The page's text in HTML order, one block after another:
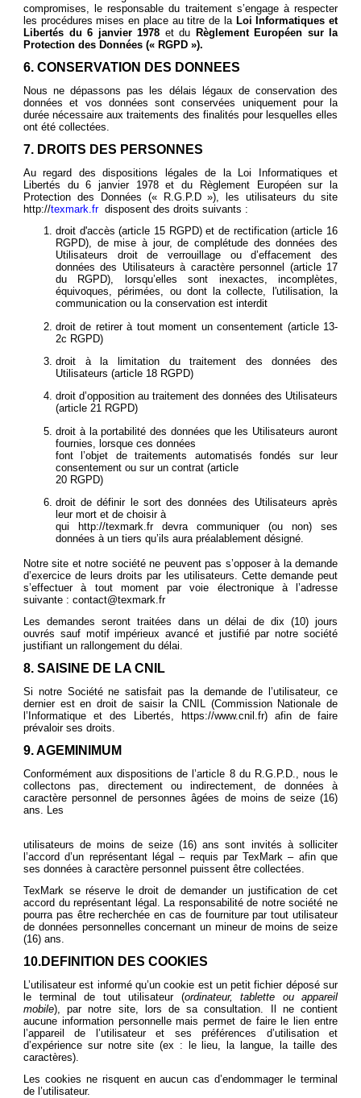
compromises, le responsable du traitement s’engage à respecter
les procédures mises en place au titre de la Loi Informatiques et
Libertés du 6 janvier 1978 et du Règlement Européen sur la
Protection des Données (« RGPD »).
6. CONSERVATION DES DONNEES
Nous ne dépassons pas les délais légaux de conservation des
données et vos données sont conservées uniquement pour la
durée nécessaire aux traitements des finalités pour lesquelles elles
ont été collectées.
7. DROITS DES PERSONNES
Au regard des dispositions légales de la Loi Informatiques et
Libertés du 6 janvier 1978 et du Règlement Européen sur la
Protection des Données (« R.G.P.D »), les utilisateurs du site
http://texmark.fr disposent des droits suivants :
droit d'accès (article 15 RGPD) et de rectification (article 16
RGPD), de mise à jour, de complétude des données des
Utilisateurs droit de verrouillage ou d’effacement des
données des Utilisateurs à caractère personnel (article 17
du RGPD), lorsqu’elles sont inexactes, incomplètes,
équivoques, périmées, ou dont la collecte, l'utilisation, la
communication ou la conservation est interdit
droit de retirer à tout moment un consentement (article 13-
2c RGPD)
droit à la limitation du traitement des données des
Utilisateurs (article 18 RGPD)
droit d’opposition au traitement des données des Utilisateurs
(article 21 RGPD)
droit à la portabilité des données que les Utilisateurs auront
fournies, lorsque ces données
font l’objet de traitements automatisés fondés sur leur
consentement ou sur un contrat (article
20 RGPD)
droit de définir le sort des données des Utilisateurs après
leur mort et de choisir à
qui
http://texmark.fr
devra communiquer (ou non) ses
données à un tiers qu’ils aura préalablement désigné.
Notre site et notre société ne peuvent pas s’opposer à la demande
d’exercice de leurs droits par les utilisateurs. Cette demande peut
s’effectuer à tout moment par voie électronique à l’adresse
suivante : contact@texmark.fr
Les demandes seront traitées dans un délai de dix (10) jours
ouvrés sauf motif impérieux avancé et justifié par notre société
justifiant un rallongement du délai.
8. SAISINE DE LA CNIL
Si notre Société ne satisfait pas la demande de l’utilisateur, ce
dernier est en droit de saisir la CNIL (Commission Nationale de
l’Informatique et des Libertés,
https://www.cnil.fr) afin de faire
prévaloir ses droits.
9. AGEMINIMUM
Conformément aux dispositions de l’article 8 du R.G.P.D., nous le
collectons pas, directement ou indirectement, de données à
caractère personnel de personnes âgées de moins de seize (16)
ans. Les
utilisateurs de moins de seize (16) ans sont invités à solliciter
l’accord d’un représentant légal – requis par TexMark – afin que
ses données à caractère personnel puissent être collectées.
TexMark se réserve le droit de demander un justification de cet
accord du représentant légal. La responsabilité de notre société ne
pourra pas être recherchée en cas de fourniture par tout utilisateur
de données personnelles concernant un mineur de moins de seize
(16) ans.
10.DEFINITION DES COOKIES
L’utilisateur est informé qu’un cookie est un petit fichier déposé sur
le terminal de tout utilisateur (ordinateur, tablette ou appareil
mobile), par notre site, lors de sa consultation. Il ne contient
aucune information personnelle mais permet de faire le lien entre
l’appareil de l’utilisateur et ses préférences d’utilisation et
d’expérience sur notre site (ex : le lieu, la langue, la taille des
caractères).
Les cookies ne risquent en aucun cas d’endommager le terminal
de l’utilisateur.